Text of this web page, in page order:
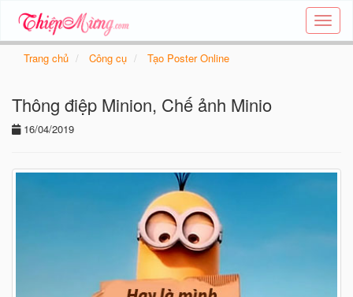
Tạo
thiệp
Trang chủ Công cụ Tạo Poster Online
Thông điệp Minion, Chế ảnh Minio
16/04/2019